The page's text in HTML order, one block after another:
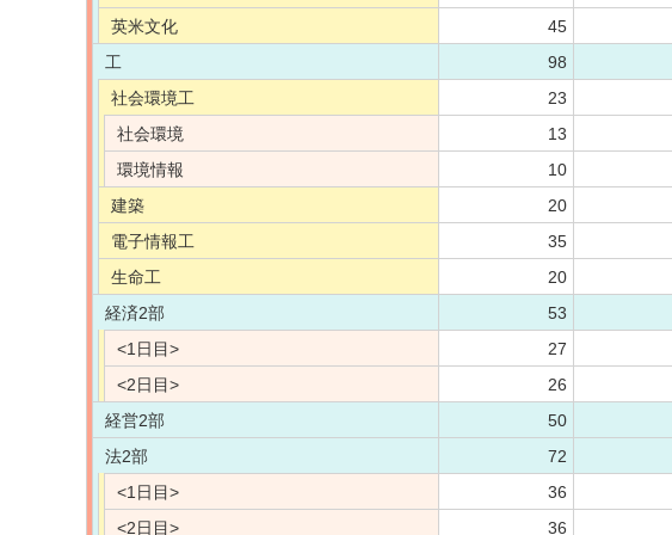
英米文化
45
工
98
社会環境工
23
社会環境
13
環境情報
10
建築
20
電子情報工
35
生命工
20
経済2部
53
<1日目>
27
<2日目>
26
経営2部
50
法2部
72
<1日目>
36
<2日目>
36